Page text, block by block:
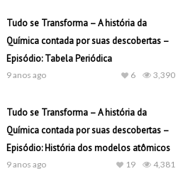
Tudo se Transforma – A história da
Química contada por suas descobertas –
Episódio: Tabela Periódica
9 anos ago 3,390
6
Tudo se Transforma – A história da
Química contada por suas descobertas –
Episódio: História dos modelos atômicos
9 anos ago 4,381
19